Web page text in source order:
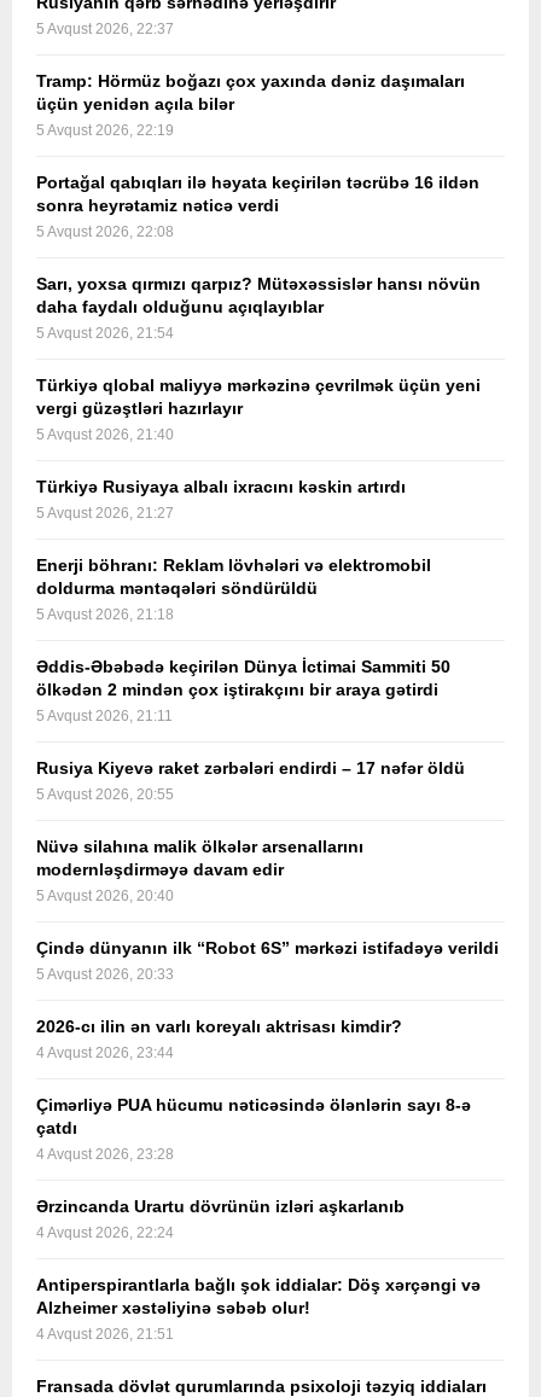
5 Avqust 2026, 22:37
Tramp: Hörmüz boğazı çox yaxında dəniz daşımaları
üçün yenidən açıla bilər
5 Avqust 2026, 22:19
Portağal qabıqları ilə həyata keçirilən təcrübə 16 ildən
sonra heyrətamiz nəticə verdi
5 Avqust 2026, 22:08
Sarı, yoxsa qırmızı qarpız? Mütəxəssislər hansı növün
daha faydalı olduğunu açıqlayıblar
5 Avqust 2026, 21:54
Türkiyə qlobal maliyyə mərkəzinə çevrilmək üçün yeni
vergi güzəştləri hazırlayır
5 Avqust 2026, 21:40
Türkiyə Rusiyaya albalı ixracını kəskin artırdı
5 Avqust 2026, 21:27
Enerji böhranı: Reklam lövhələri və elektromobil
doldurma məntəqələri söndürüldü
5 Avqust 2026, 21:18
Əddis-Əbəbədə keçirilən Dünya İctimai Sammiti 50
ölkədən 2 mindən çox iştirakçını bir araya gətirdi
5 Avqust 2026, 21:11
Rusiya Kiyevə raket zərbələri endirdi – 17 nəfər öldü
5 Avqust 2026, 20:55
Nüvə silahına malik ölkələr arsenallarını
modernləşdirməyə davam edir
5 Avqust 2026, 20:40
Çində dünyanın ilk “Robot 6S” mərkəzi istifadəyə verildi
5 Avqust 2026, 20:33
2026-cı ilin ən varlı koreyalı aktrisası kimdir?
4 Avqust 2026, 23:44
Çimərliyə PUA hücumu nəticəsində ölənlərin sayı 8-ə
çatdı
4 Avqust 2026, 23:28
Ərzincanda Urartu dövrünün izləri aşkarlanıb
4 Avqust 2026, 22:24
Antiperspirantlarla bağlı şok iddialar: Döş xərçəngi və
Alzheimer xəstəliyinə səbəb olur!
4 Avqust 2026, 21:51
Fransada dövlət qurumlarında psixoloji təzyiq iddiaları